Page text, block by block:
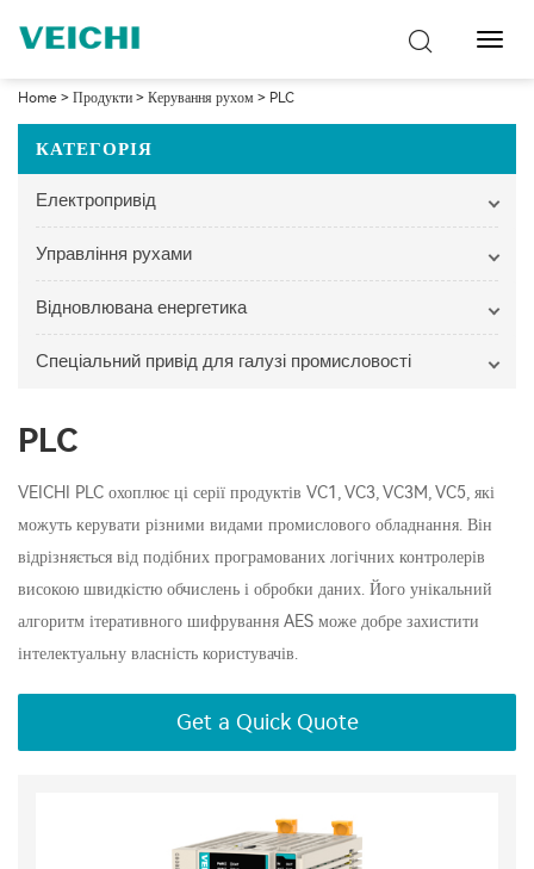
Home > Продукти > Керування рухом > PLC
КАТЕГОРІЯ
Електропривід
Управління рухами
Відновлювана енергетика
Спеціальний привід для галузі промисловості
PLC
VEICHI PLC охоплює ці серії продуктів VC1, VC3, VC3M, VC5, які
можуть керувати різними видами промислового обладнання. Він
відрізняється від подібних програмованих логічних контролерів
високою швидкістю обчислень і обробки даних. Його унікальний
алгоритм ітеративного шифрування AES може добре захистити
інтелектуальну власність користувачів.
Get a Quick Quote